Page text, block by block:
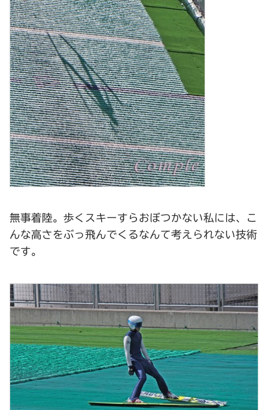
無事着陸。歩くスキーすらおぼつかない私には、こ
んな高さをぶっ飛んでくるなんて考えられない技術
です。